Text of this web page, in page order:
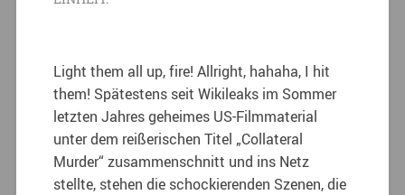
Light them all up, fire! Allright, hahaha, I hit
them! Spätestens seit Wikileaks im Sommer
letzten Jahres geheimes US-Filmmaterial
unter dem reißerischen Titel „Collateral
Murder“ zusammenschnitt und ins Netz
stellte, stehen die schockierenden Szenen, die